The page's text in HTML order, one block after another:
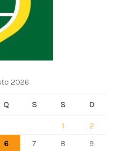
2026
Q S S D
1
2
6 7 8 9